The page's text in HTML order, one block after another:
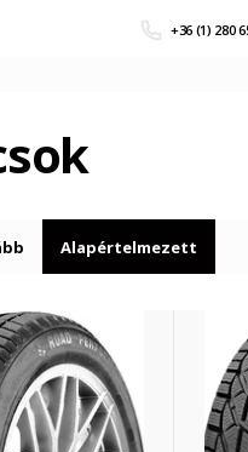
+36 (1) 280
Alapértelmezett